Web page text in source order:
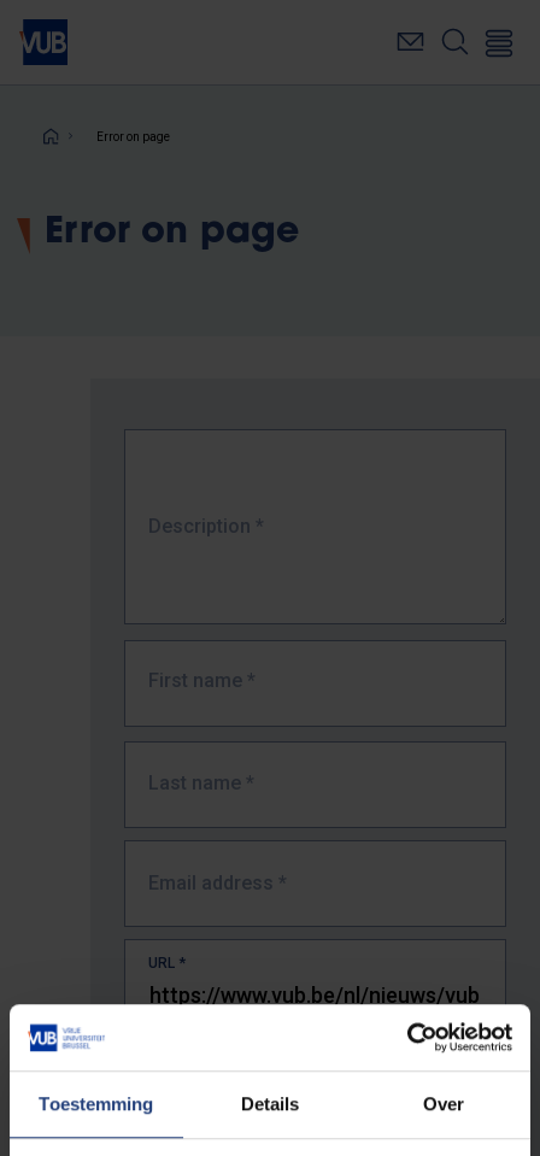
Toestemming Details Over
Skip
main
Breadcrumb
Error on page
Error on page
Description *
First name *
Last name *
Email address *
URL *
The full URL of the page where you encountered the error.